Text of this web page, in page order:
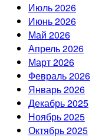
Июль 2026
Июнь 2026
Май 2026
Апрель 2026
Март 2026
Февраль 2026
Январь 2026
Декабрь 2025
Ноябрь 2025
Октябрь 2025